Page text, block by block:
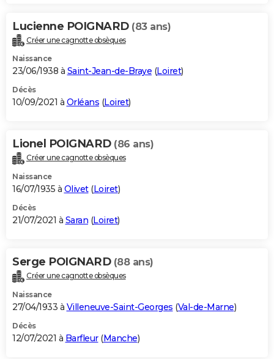
Lucienne POIGNARD (83 ans)
Créer une cagnotte obsèques
Naissance
23/06/1938 à Saint-Jean-de-Braye (Loiret)
Décès
10/09/2021 à Orléans (Loiret)
Lionel POIGNARD (86 ans)
Créer une cagnotte obsèques
Naissance
16/07/1935 à Olivet(Loiret)
Décès
21/07/2021 à Saran (Loiret)
Serge POIGNARD (88 ans)
Créer une cagnotte obsèques
Naissance
27/04/1933 à Villeneuve-Saint-Georges (Val-de-Marne)
Décès
12/07/2021 à Barfleur(Manche)